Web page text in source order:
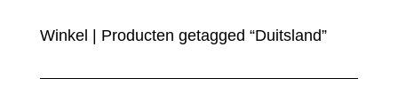
Winkel | Producten getagged “Duitsland”